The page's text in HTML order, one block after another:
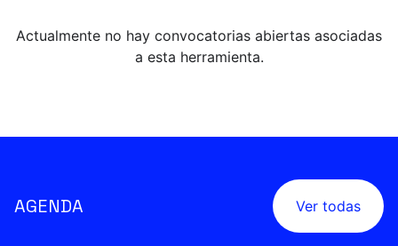
Actualmente no hay convocatorias abiertas asociadas
a esta herramienta.
AGENDA Ver todas